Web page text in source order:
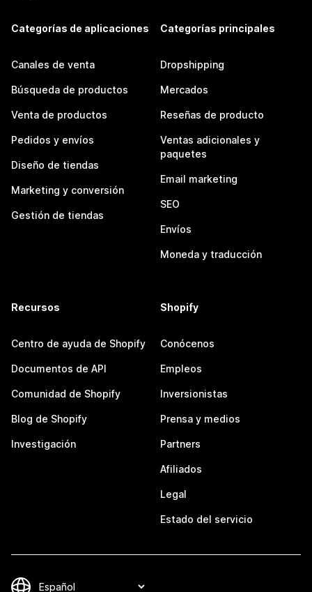
Categorías de aplicaciones
Canales de venta
Búsqueda de productos
Venta de productos
Pedidos y envíos
Diseño de tiendas
Marketing y conversión
Gestión de tiendas
Categorías principales
Dropshipping
Mercados
Reseñas de producto
Ventas adicionales y
paquetes
Email marketing
SEO
Envíos
Moneda y traducción
Recursos
Centro de ayuda de Shopify
Documentos de API
Comunidad de Shopify
Blog de Shopify
Investigación
Shopify
Conócenos
Empleos
Inversionistas
Prensa y medios
Partners
Afiliados
Legal
Estado del servicio